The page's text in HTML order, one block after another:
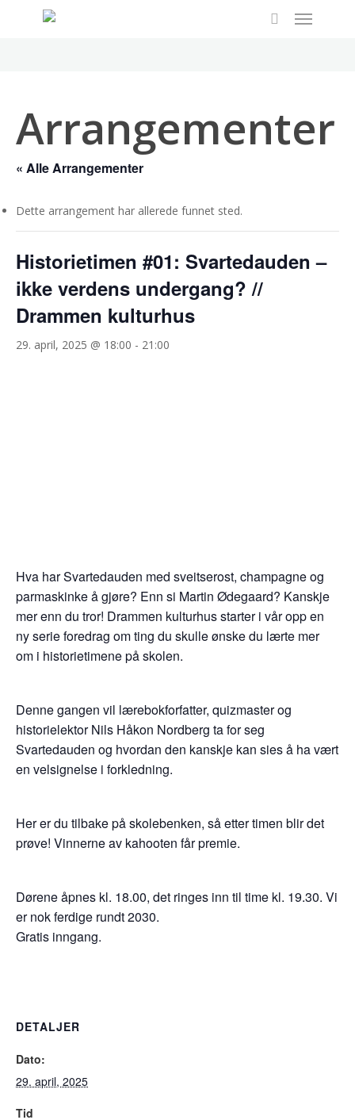
Menu
Arrangementer
« Alle Arrangementer
Dette arrangement har allerede funnet sted.
Historietimen #01: Svartedauden –
ikke verdens undergang? //
Drammen kulturhus
29. april, 2025 @ 18:00 - 21:00
Hva har Svartedauden med sveitserost, champagne og
parmaskinke å gjøre? Enn si Martin Ødegaard? Kanskje
mer enn du tror! Drammen kulturhus starter i vår opp en
ny serie foredrag om ting du skulle ønske du lærte mer
om i historietimene på skolen.
Denne gangen vil lærebokforfatter, quizmaster og
historielektor Nils Håkon Nordberg ta for seg
Svartedauden og hvordan den kanskje kan sies å ha vært
en velsignelse i forkledning.
Her er du tilbake på skolebenken, så etter timen blir det
prøve! Vinnerne av kahooten får premie.
Dørene åpnes kl. 18.00, det ringes inn til time kl. 19.30. Vi
er nok ferdige rundt 2030.
Gratis inngang.
DETALJER
Dato:
29. april, 2025
Tid